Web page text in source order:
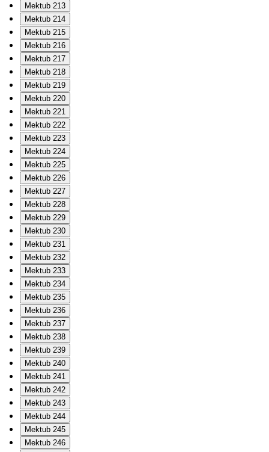
Mektub 213
Mektub 214
Mektub 215
Mektub 216
Mektub 217
Mektub 218
Mektub 219
Mektub 220
Mektub 221
Mektub 222
Mektub 223
Mektub 224
Mektub 225
Mektub 226
Mektub 227
Mektub 228
Mektub 229
Mektub 230
Mektub 231
Mektub 232
Mektub 233
Mektub 234
Mektub 235
Mektub 236
Mektub 237
Mektub 238
Mektub 239
Mektub 240
Mektub 241
Mektub 242
Mektub 243
Mektub 244
Mektub 245
Mektub 246